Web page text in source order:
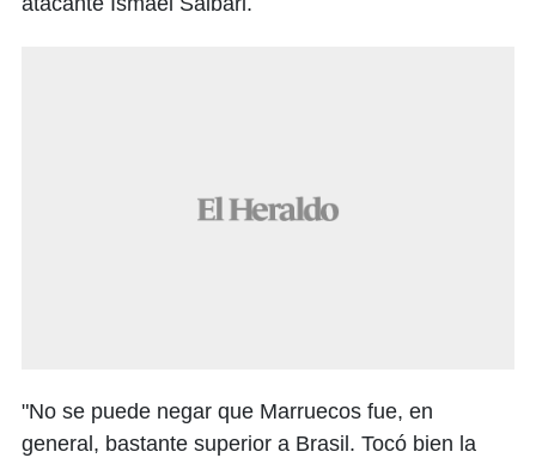
"No se puede negar que Marruecos fue, en
general, bastante superior a Brasil. Tocó bien la